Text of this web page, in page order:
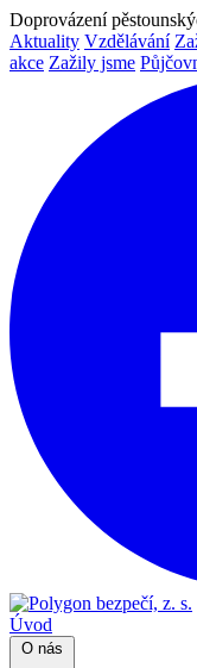
Doprovázení
Aktuality Vzdělávání
akce Zažily jsme
Úvod
O nás